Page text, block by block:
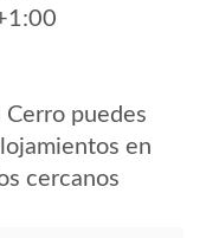
puedes
en
cercanos